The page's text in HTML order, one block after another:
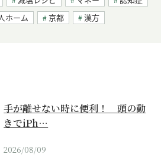
ホーム 京都 漢方
手が離せない時に便利！ 頭の動
きでiPh…
2026/08/09